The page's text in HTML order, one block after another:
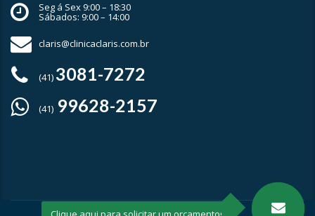
Seg á Sex 9:00 – 18:30
Sábados: 9:00 – 14:00
claris@clinicaclaris.com.br
(41) 3081-7272
(41) 99628-2157